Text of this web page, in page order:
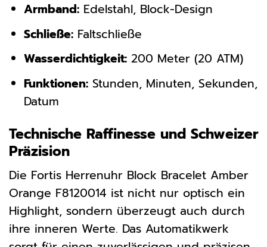
Armband:Edelstahl, Block-Design
Schließe:Faltschließe
Wasserdichtigkeit:200 Meter (20 ATM)
Funktionen:Stunden, Minuten, Sekunden,
Datum
Technische Raffinesse und Schweizer
Präzision
Die Fortis Herrenuhr Block Bracelet Amber
Orange F8120014 ist nicht nur optisch ein
Highlight, sondern überzeugt auch durch
ihre inneren Werte. Das Automatikwerk